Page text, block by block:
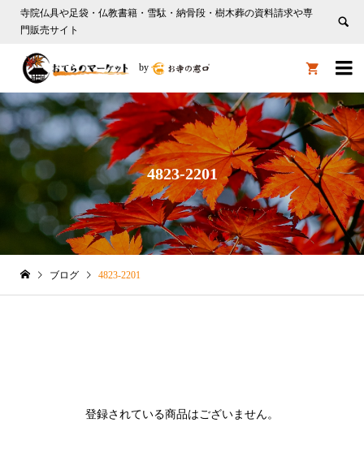
寺院仏具や足袋・仏教書籍・雪駄・納骨段・樹木葬の資料請求や専
門販売サイト

by 
4823-2201
ブログ 4823-2201
登録されている商品はございません。